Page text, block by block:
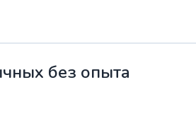
без опыта